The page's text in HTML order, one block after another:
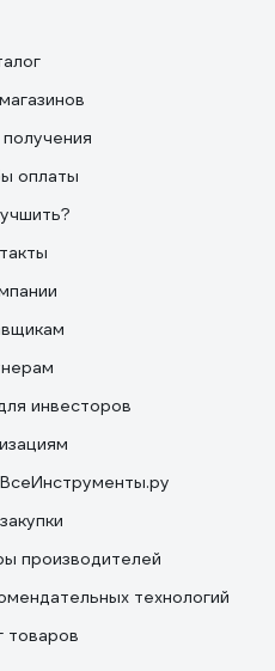
оплаты
инвесторов
производителей
технологий
товаров